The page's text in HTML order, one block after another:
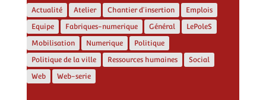
Actualité Atelier Chantier d'insertion
Emplois
Equipe
Fabriques-numerique Général
LePoleS
Mobilisation
Numerique
Politique
Politique de la ville
Ressources humaines
Social
Web
Web-serie